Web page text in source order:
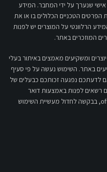
אישי שנערך על ידי המחבר. המידע
הפרטים הטכניים הכלולים בו או את
הרלוונטי על המוצרים יש לפנות
המוזכרים באתר.
ומשקיעים מאמצים באיתור בעלי
באתר. השימוש נעשה על פי סעיף
זכויות יוצרים תשס"ח - 2007, אם לדעתכם נפגעה זכותכם כבעלים של
רשאים לפנות באמצעות דואר
, בבקשה לחדול מעשיית השימוש